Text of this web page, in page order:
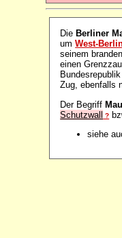
Die Berliner
umWest-
seinem
einen
Zug, ebenfalls
Der Begriff
Schutzwall ?
siehe